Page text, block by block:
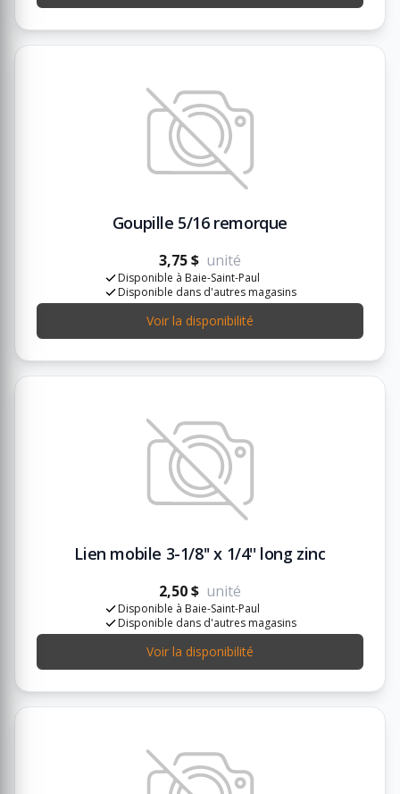
Goupille 5/16 remorque
3,75 $ unité
Disponible à Baie-Saint-Paul
Disponible dans d'autres magasins
Voir la disponibilité
Lien mobile 3-1/8'' x 1/4'' long zinc
2,50 $ unité
Disponible à Baie-Saint-Paul
Disponible dans d'autres magasins
Voir la disponibilité